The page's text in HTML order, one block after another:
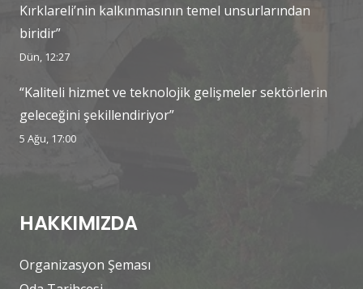
Kırklareli’nin kalkınmasının temel unsurlarından
biridir”
Dün, 12:27
“Kaliteli hizmet ve teknolojik gelişmeler sektörlerin
geleceğini şekillendiriyor”
5 Ağu, 17:00
HAKKIMIZDA
Organizasyon Şeması